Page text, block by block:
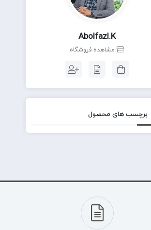
Abolfazl.k
مشاهده فروشگاه
برچسب های محصول